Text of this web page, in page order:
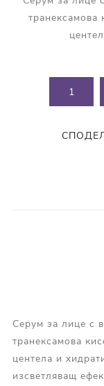
транексамова
Серум за лице с
транексамова
центела и
изсветляващ